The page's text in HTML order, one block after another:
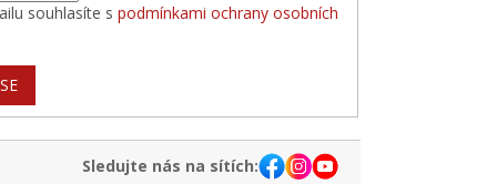
souhlasíte spodmínkami ochrany osobních
Sledujte nás na sítích: